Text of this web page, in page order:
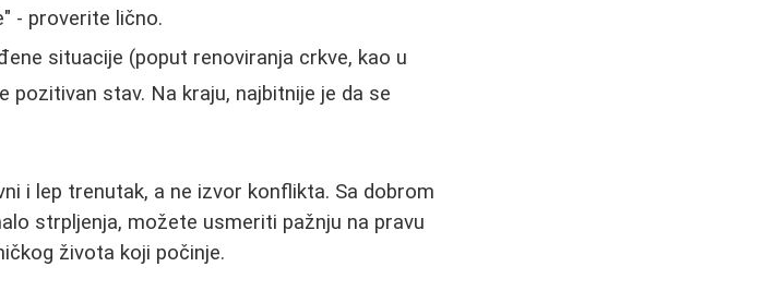
- proverite lično.
situacije (poput renoviranja crkve, kao u
stav. Na kraju, najbitnije je da se
i lep trenutak, a ne izvor konflikta. Sa dobrom
strpljenja, možete usmeriti pažnju na pravu
života koji počinje.